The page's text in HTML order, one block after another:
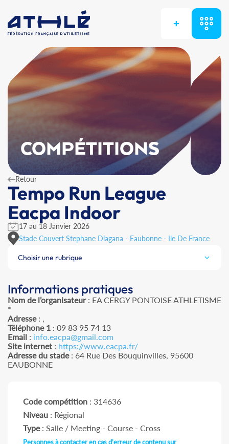
+
COMPÉTITIONS
Retour
Tempo Run League
Eacpa Indoor
17 au 18 Janvier 2026
Stade Couvert Stephane Diagana - Eaubonne - Ile De France
Choisir une rubrique
Informations pratiques
Nom de l’organisateur: EA CERGY PONTOISE ATHLETISME
*
Adresse: ,
Téléphone 1 : 09 83 95 74 13
Email : info.eacpa@gmail.com
Site internet : https://www.eacpa.fr/
Adresse du stade: 64 Rue Des Bouquinvilles, 95600
EAUBONNE
Code compétition : 314636
Niveau : Régional
Type: Salle / Meeting - Course - Cross
Personnes à contacter en cas d'erreur de contenu sur